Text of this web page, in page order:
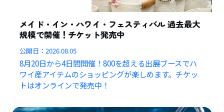
メイド・イン・ハワイ・フェスティバル 過去最大
規模で開催！チケット発売中
公開日：2026.08.05
8月20日から4日間開催！800を超える出展ブースでハ
ワイ産アイテムのショッピングが楽しめます。チケッ
トはオンラインで発売中！